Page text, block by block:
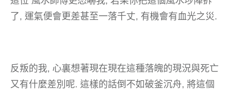
了, 運氣便會更差甚至一落千丈, 有機會有血光之災.
反叛的我, 心裏想著現在現在這種落魄的現況與死亡
又有什麼差別呢. 這樣的話倒不如破釜沉舟, 將這個